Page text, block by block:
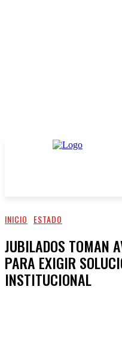
INICIO ESTADO
JUBILADOS TOMAN
PARA EXIGIR
INSTITUCIONAL